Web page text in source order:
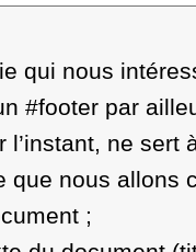
qui nous
#footer par
l’instant, ne sert
que nous allons
;